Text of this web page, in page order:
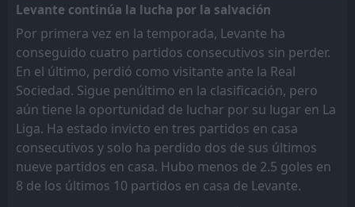
Levante continúa la lucha por la salvación
Por primera vez en la temporada, Levante ha
conseguido cuatro partidos consecutivos sin perder.
En el último, perdió como visitante ante la Real
Sociedad. Sigue penúltimo en la clasificación, pero
aún tiene la oportunidad de luchar por su lugar en La
Liga. Ha estado invicto en tres partidos en casa
consecutivos y solo ha perdido dos de sus últimos
nueve partidos en casa. Hubo menos de 2.5 goles en
8 de los últimos 10 partidos en casa de Levante.